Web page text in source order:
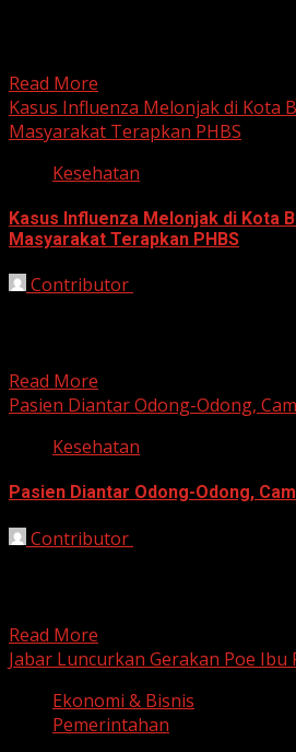
Read More
Kasus Influenza Melonjak di Kota
Masyarakat Terapkan PHBS
Kesehatan
Kasus Influenza Melonjak di Kota
Masyarakat Terapkan PHBS
Contributor
Read More
Pasien Diantar Odong-Odong,
Kesehatan
Pasien Diantar Odong-Odong,
Contributor
Read More
Jabar Luncurkan Gerakan Poe Ibu
Ekonomi & Bisnis
Pemerintahan